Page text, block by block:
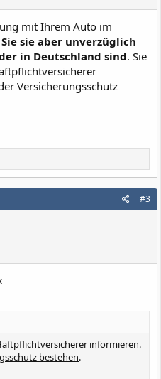
mit Ihrem Auto im
sie aber unverzüglich
in Deutschland sind. Sie
Versicherungsschutz
#3
informieren.
bestehen.